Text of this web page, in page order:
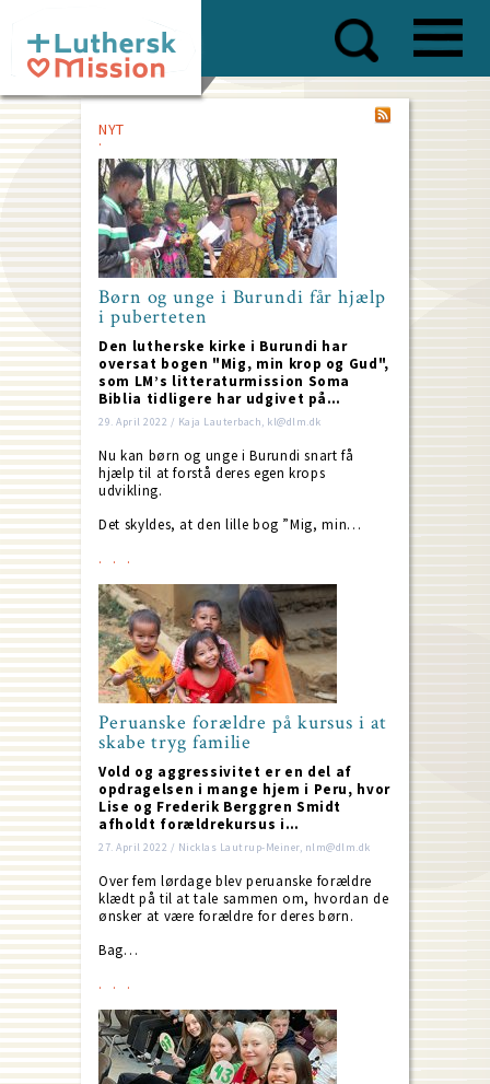
main
content
NYT
Børn og unge i Burundi får hjælp
i puberteten
Den lutherske kirke i Burundi har
oversat bogen "Mig, min krop og Gud",
som LM’s litteraturmission Soma
Biblia tidligere har udgivet på…
29. April 2022 / Kaja Lauterbach, kl@dlm.dk
Nu kan børn og unge i Burundi snart få
hjælp til at forstå deres egen krops
udvikling.
Det skyldes, at den lille bog ”Mig, min…
Peruanske forældre på kursus i at
skabe tryg familie
Vold og aggressivitet er en del af
opdragelsen i mange hjem i Peru, hvor
Lise og Frederik Berggren Smidt
afholdt forældrekursus i…
27. April 2022 / Nicklas Lautrup-Meiner, nlm@dlm.dk
Over fem lørdage blev peruanske forældre
klædt på til at tale sammen om, hvordan de
ønsker at være forældre for deres børn.
Bag…